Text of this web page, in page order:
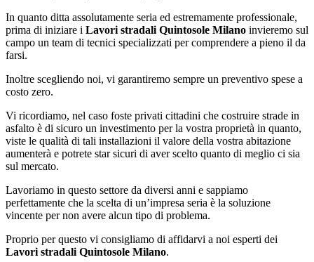
In quanto ditta assolutamente seria ed estremamente professionale,
prima di iniziare i Lavori stradali Quintosole Milano invieremo sul
campo un team di tecnici specializzati per comprendere a pieno il da
farsi.
Inoltre scegliendo noi, vi garantiremo sempre un preventivo spese a
costo zero.
Vi ricordiamo, nel caso foste privati cittadini che costruire strade in
asfalto è di sicuro un investimento per la vostra proprietà in quanto,
viste le qualità di tali installazioni il valore della vostra abitazione
aumenterà e potrete star sicuri di aver scelto quanto di meglio ci sia
sul mercato.
Lavoriamo in questo settore da diversi anni e sappiamo
perfettamente che la scelta di un’impresa seria è la soluzione
vincente per non avere alcun tipo di problema.
Proprio per questo vi consigliamo di affidarvi a noi esperti dei
Lavori stradali Quintosole Milano.